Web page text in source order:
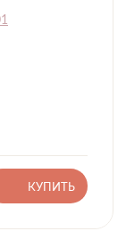
КУПИТЬ